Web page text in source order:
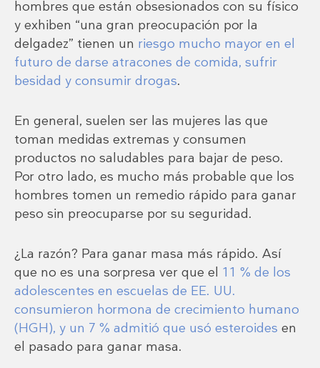
hombres que están obsesionados con su físico
y exhiben “una gran preocupación por la
delgadez” tienen un riesgo mucho mayor en el
futuro de darse atracones de comida, sufrir
besidad y consumir drogas.
En general, suelen ser las mujeres las que
toman medidas extremas y consumen
productos no saludables para bajar de peso.
Por otro lado, es mucho más probable que los
hombres tomen un remedio rápido para ganar
peso sin preocuparse por su seguridad.
¿La razón? Para ganar masa más rápido. Así
que no es una sorpresa ver que el 11 % de los
adolescentes en escuelas de EE. UU.
consumieron hormona de crecimiento humano
(HGH), y un 7 % admitió que usó esteroides en
el pasado para ganar masa.